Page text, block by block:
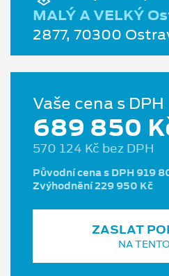
MALÝ A VELKÝ
2877, 70300
Vaše cena s DPH
689 850
570 124 Kč bez DPH
Původní cena s DPH 919
Zvýhodnění 229 950 Kč
ZASLAT
NA